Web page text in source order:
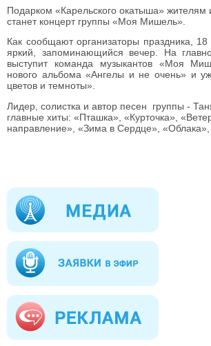
Подарком «Карельского окатыша» жителям
станет концерт группы «Моя Мишель».
Как сообщают организаторы праздника,
яркий, запоминающийся вечер. На
выступит команда музыкантов «Моя
нового альбома «Ангелы и не очень» и
цветов и темноты».
Лидер, солистка и автор песен группы -
главные хиты: «Пташка», «Курточка»,
направление», «Зима в Сердце», «Облака»,